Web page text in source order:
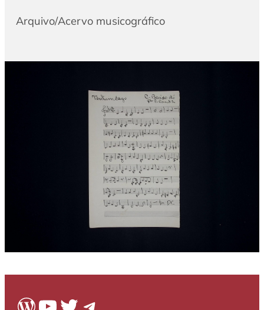
Arquivo/Acervo musicográfico